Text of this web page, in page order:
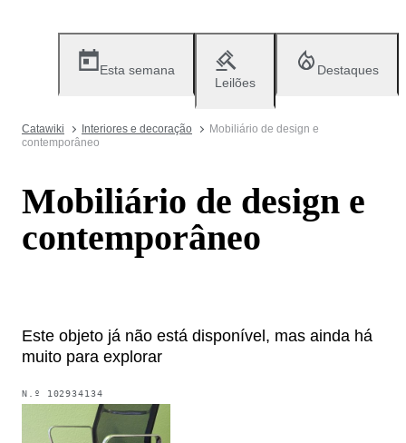
Esta semana
Leilões
Destaques
Catawiki Interiores e decoração
Mobiliário de design e
contemporâneo
Mobiliário de design e
contemporâneo
Este objeto já não está disponível, mas ainda há
muito para explorar
N.º 102934134